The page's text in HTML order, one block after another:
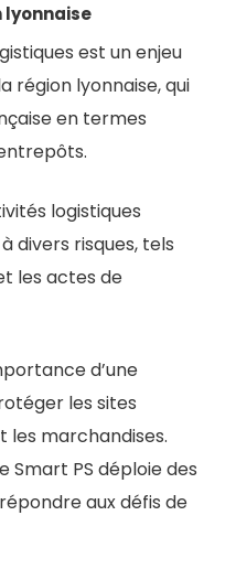
lyonnaise
est un enjeu
région lyonnaise, qui
en termes
logistiques
divers risques, tels
les actes de
d’une
les sites
les marchandises.
Smart PS déploie des
aux défis de